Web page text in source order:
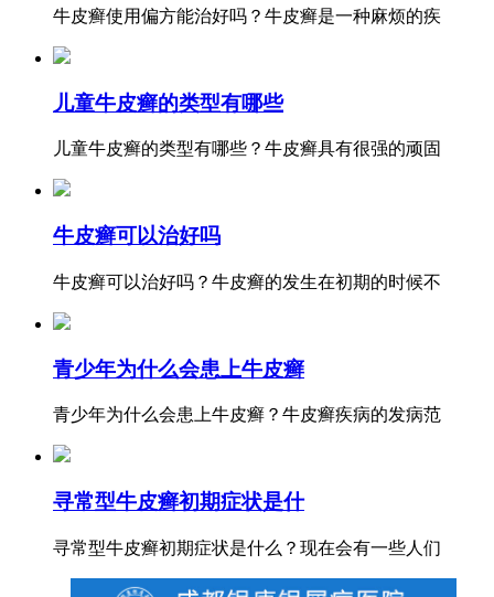
牛皮癣使用偏方能治好吗？牛皮癣是一种麻烦的疾
儿童牛皮癣的类型有哪些
儿童牛皮癣的类型有哪些？牛皮癣具有很强的顽固
牛皮癣可以治好吗
牛皮癣可以治好吗？牛皮癣的发生在初期的时候不
青少年为什么会患上牛皮癣
青少年为什么会患上牛皮癣？牛皮癣疾病的发病范
寻常型牛皮癣初期症状是什
寻常型牛皮癣初期症状是什么？现在会有一些人们